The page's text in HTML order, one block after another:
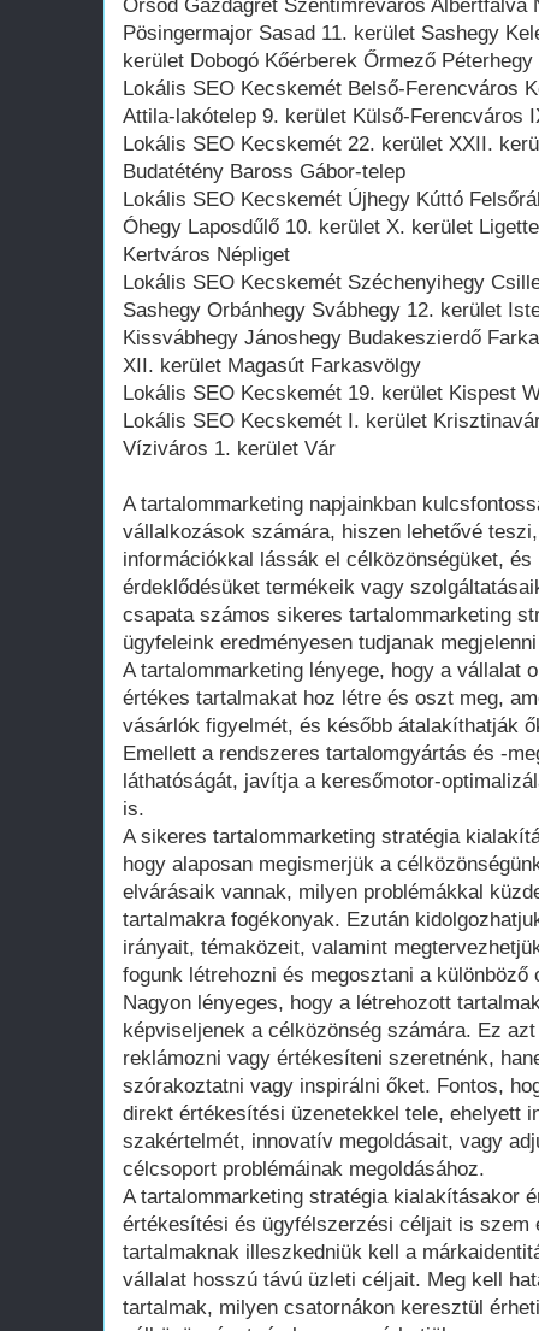
Örsöd Gazdagrét Szentimreváros Albertfalva
Pösingermajor Sasad 11. kerület Sashegy
kerület Dobogó Kőérberek Őrmező Péterhegy
Lokális SEO Kecskemét Belső-Ferencváros
Attila-lakótelep 9. kerület Külső-Ferencváros
Lokális SEO Kecskemét 22. kerület XXII.
Budatétény Baross Gábor-telep
Lokális SEO Kecskemét Újhegy Kúttó
Óhegy Laposdűlő 10. kerület X. kerület
Kertváros Népliget
Lokális SEO Kecskemét Széchenyihegy
Sashegy Orbánhegy Svábhegy 12. kerület
Kissvábhegy Jánoshegy Budakeszierdő
XII. kerület Magasút Farkasvölgy
Lokális SEO Kecskemét 19. kerület Kispest
Lokális SEO Kecskemét I. kerület
Víziváros 1. kerület Vár
A tartalommarketing napjainkban
vállalkozások számára, hiszen lehetővé
információkkal lássák el célközönségüket,
érdeklődésüket termékeik vagy
csapata számos sikeres tartalommarketing
ügyfeleink eredményesen tudjanak
A tartalommarketing lényege, hogy a vállalat
értékes tartalmakat hoz létre és oszt meg,
vásárlók figyelmét, és később átalakíthatják
Emellett a rendszeres tartalomgyártás és -
láthatóságát, javítja a keresőmotor-
is.
A sikeres tartalommarketing stratégia
hogy alaposan megismerjük a
elvárásaik vannak, milyen problémákkal
tartalmakra fogékonyak. Ezután
irányait, témaközeit, valamint
fogunk létrehozni és megosztani a
Nagyon lényeges, hogy a létrehozott
képviseljenek a célközönség számára. Ez
reklámozni vagy értékesíteni szeretnénk,
szórakoztatni vagy inspirálni őket. Fontos,
direkt értékesítési üzenetekkel tele, ehelyett
szakértelmét, innovatív megoldásait, vagy
célcsoport problémáinak megoldásához.
A tartalommarketing stratégia kialakításakor
értékesítési és ügyfélszerzési céljait is szem
tartalmaknak illeszkedniük kell a
vállalat hosszú távú üzleti céljait. Meg kell
tartalmak, milyen csatornákon keresztül